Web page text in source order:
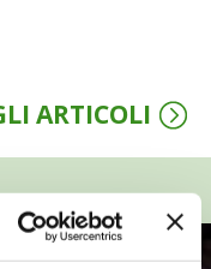
LA NATURA
ARTICOLI